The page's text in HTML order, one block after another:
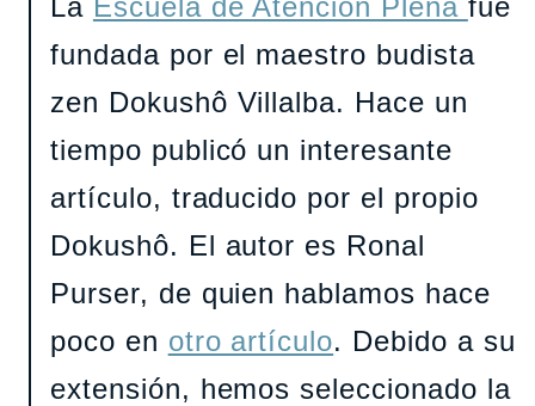
La Escuela de Atención Plena fue
fundada por el maestro budista
zen Dokushô Villalba. Hace un
tiempo publicó un interesante
artículo, traducido por el propio
Dokushô. El autor es Ronal
Purser, de quien hablamos hace
poco en otro artículo. Debido a su
extensión, hemos seleccionado la